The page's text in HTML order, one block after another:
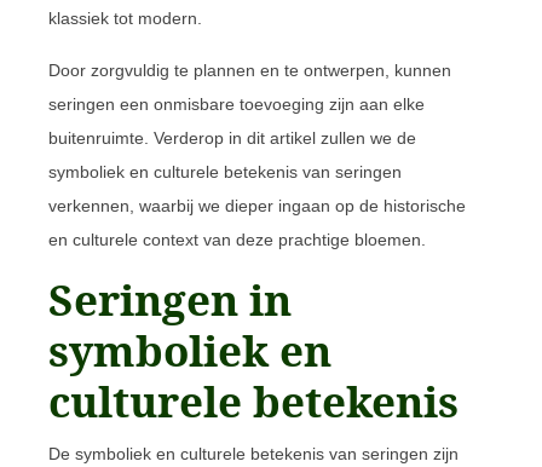
klassiek tot modern.
Door zorgvuldig te plannen en te ontwerpen, kunnen
seringen een onmisbare toevoeging zijn aan elke
buitenruimte. Verderop in dit artikel zullen we de
symboliek en culturele betekenis van seringen
verkennen, waarbij we dieper ingaan op de historische
en culturele context van deze prachtige bloemen.
Seringen in
symboliek en
culturele betekenis
De symboliek en culturele betekenis van seringen zijn